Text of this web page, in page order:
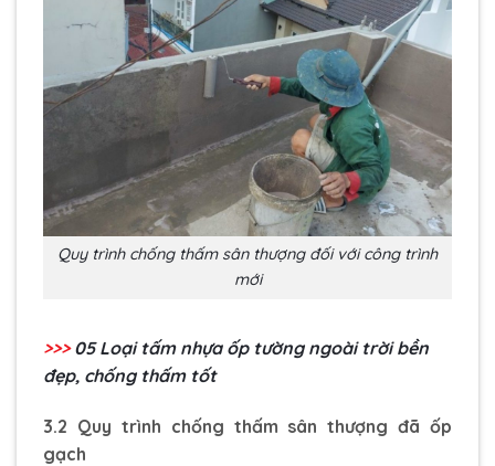
Quy trình chống thấm sân thượng đối với công trình
mới
>>>05 Loại tấm nhựa ốp tường ngoài trờibền
đẹp, chống thấm tốt
3.2 Quy trình chống thấm sân thượng đã ốp
gạch